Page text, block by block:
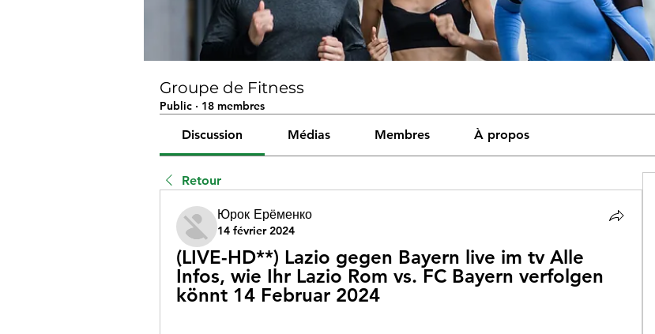
Groupe de Fitness
Public · 18 membres
Discussion Médias Membres À propos
Retour
Юрок Ерёменко
14 février 2024
(LIVE-HD**) Lazio gegen Bayern live im tv Alle
Infos, wie Ihr Lazio Rom vs. FC Bayern verfolgen
könnt 14 Februar 2024